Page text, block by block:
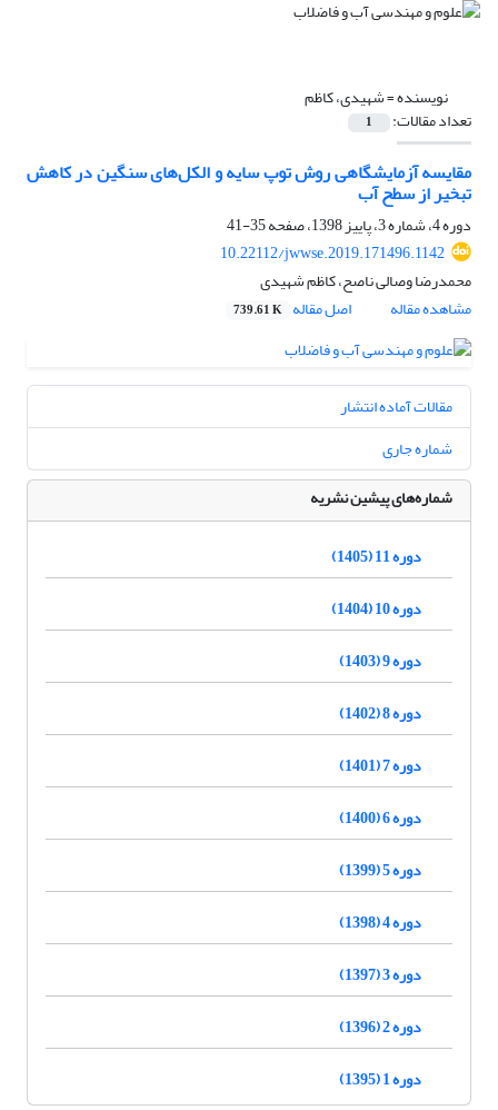
نویسنده =شهیدی، کاظم
تعداد مقالات: 1
مقایسه آزمایشگاهی روش توپ ‌سایه و الکل‌های سنگین در کاهش
تبخیر از سطح آب
دوره 4، شماره 3، پاییز 1398، صفحه
35-41
10.22112/jwwse.2019.171496.1142
محمدرضا وصالی ناصح، کاظم شهیدی
مشاهده مقاله
اصل مقاله 739.61 K
مقالات آماده انتشار
شماره جاری
شماره‌های پیشین نشریه
دوره 11 (1405)
دوره 10 (1404)
دوره 9 (1403)
دوره 8 (1402)
دوره 7 (1401)
دوره 6 (1400)
دوره 5 (1399)
دوره 4 (1398)
دوره 3 (1397)
دوره 2 (1396)
دوره 1 (1395)